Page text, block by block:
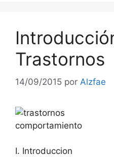
Trastornos
14/09/2015 por Alzfae
I. Introduccion